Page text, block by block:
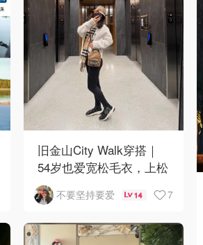
旧金山City Walk穿搭｜
54岁也爱宽松毛衣，上松
下紧真的很救比例
不要坚持要爱 14 7